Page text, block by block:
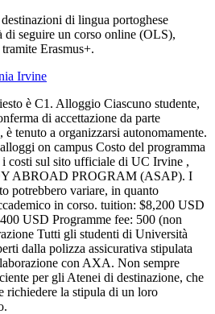
di lingua portoghese
di seguire un corso online (OLS),
Erasmus+.
Irvine
è C1. Alloggio Ciascuno studente,
di accettazione da parte
è tenuto a organizzarsi autonomamente.
on campus Costo del programma
costi sul sito ufficiale di UC Irvine ,
ABROAD PROGRAM (ASAP). I
potrebbero variare, in quanto
in corso. tuition: $8,200 USD
USD Programme fee: 500 (non
Tutti gli studenti di Università
dalla polizza assicurativa stipulata
con AXA. Non sempre
per gli Atenei di destinazione, che
richiedere la stipula di un loro